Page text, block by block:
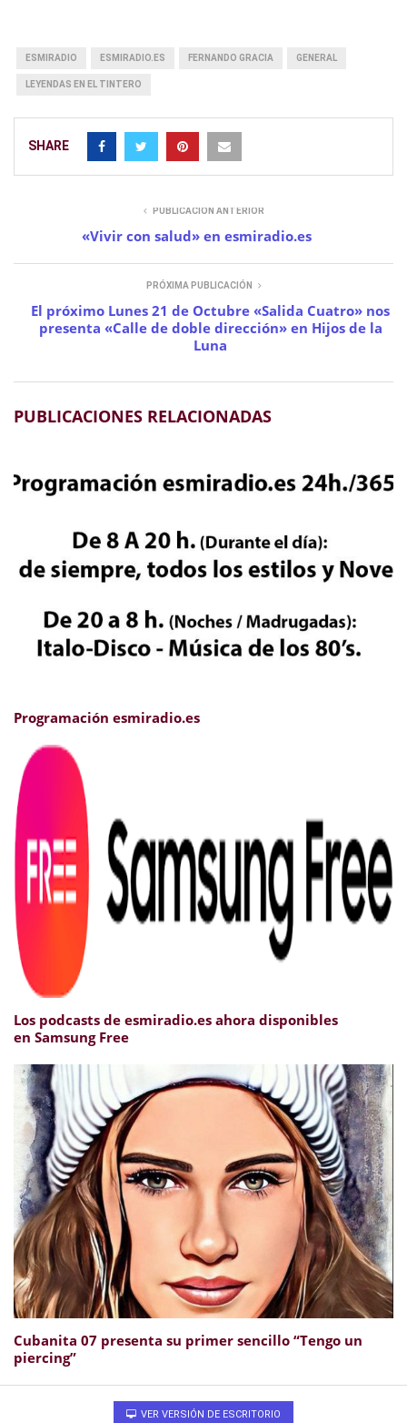
ESMIRADIO ESMIRADIO.ES FERNANDO GRACIA GENERAL
LEYENDAS EN EL TINTERO
SHARE
PUBLICACIÓN ANTERIOR
«Vivir con salud» en esmiradio.es
PRÓXIMA PUBLICACIÓN
El próximo Lunes 21 de Octubre «Salida Cuatro» nos
presenta «Calle de doble dirección» en Hijos de la
Luna
PUBLICACIONES RELACIONADAS
Programación esmiradio.es
Los podcasts de esmiradio.es ahora disponibles
en Samsung Free
Cubanita 07 presenta su primer sencillo “Tengo un
piercing”
VER VERSIÓN DE ESCRITORIO